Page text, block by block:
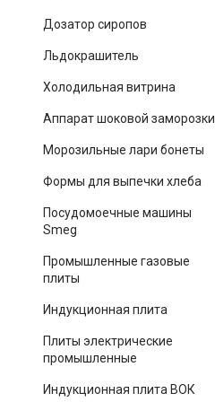
Дозатор сиропов
Льдокрашитель
Холодильная витрина
Аппарат шоковой заморозки
Морозильные лари бонеты
Формы для выпечки хлеба
Посудомоечные машины
Smeg
Промышленные газовые
плиты
Индукционная плита
Плиты электрические
промышленные
Индукционная плита ВОК